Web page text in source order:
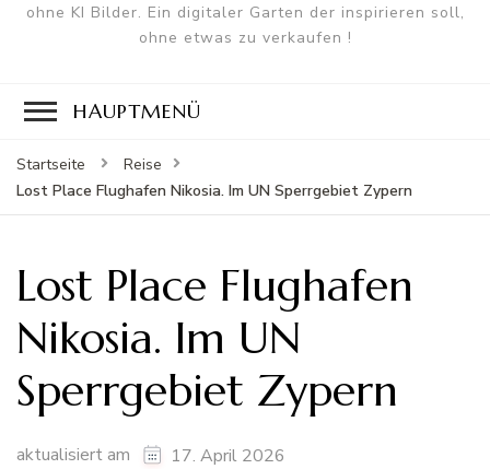
ohne KI Bilder. Ein digitaler Garten der inspirieren soll,
ohne etwas zu verkaufen !
HAUPTMENÜ
Startseite
Reise
Lost Place Flughafen Nikosia. Im UN Sperrgebiet Zypern
Lost Place Flughafen
Nikosia. Im UN
Sperrgebiet Zypern
aktualisiert am 17. April 2026